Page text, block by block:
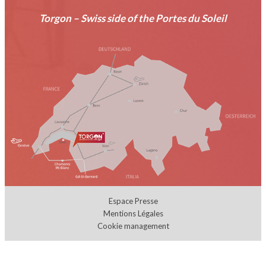
Torgon – Swiss side of the Portes du Soleil
Espace Presse
Mentions Légales
Cookie management